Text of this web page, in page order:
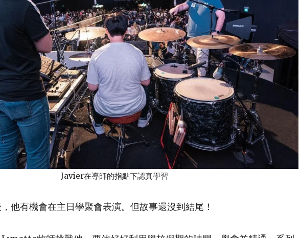
Javier在導師的指點下認真學習
他有機會在主日學聚會表演。但故事還沒到結尾！